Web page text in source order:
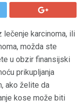
karcinoma, ili
možda ste
u obzir finansijski
prikupljanja
ako želite da
kose može biti